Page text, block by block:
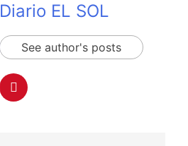
Diario EL SOL
See author's posts